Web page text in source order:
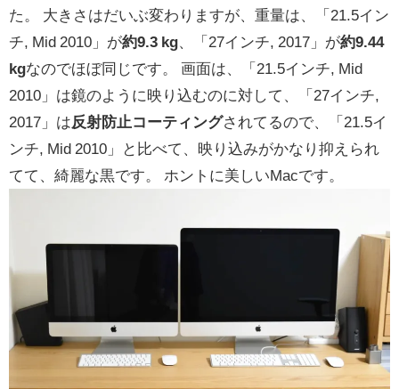
た。 大きさはだいぶ変わりますが、重量は、「21.5イン
チ, Mid 2010」が約9.3 kg 、「27インチ, 2017」が約9.44
kgなのでほぼ同じです。 画面は、「21.5インチ, Mid
2010」は鏡のように映り込むのに対して、「27インチ,
2017」は反射防止コーティングされてるので、「21.5イ
ンチ, Mid 2010」と比べて、映り込みがかなり抑えられ
てて、綺麗な黒です。 ホントに美しいMacです。